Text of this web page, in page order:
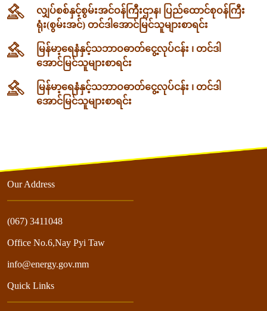
လျှပ်စစ်နှင့်စွမ်းအင်ဝန်ကြီးဌာန၊ ပြည်ထောင်စုဝန်ကြီး
ရုံး(စွမ်းအင်) တင်ဒါအောင်မြင်သူများစာရင်း
မြန်မာ့ရေနံနှင့်သဘာဝဓာတ်ငွေ့လုပ်ငန်း ၊ တင်ဒါ
အောင်မြင်သူများစာရင်း
မြန်မာ့ရေနံနှင့်သဘာဝဓာတ်ငွေ့လုပ်ငန်း ၊ တင်ဒါ
အောင်မြင်သူများစာရင်း
Our Address
(067) 3411048
Office No.6,Nay Pyi Taw
info@energy.gov.mm
Quick Links